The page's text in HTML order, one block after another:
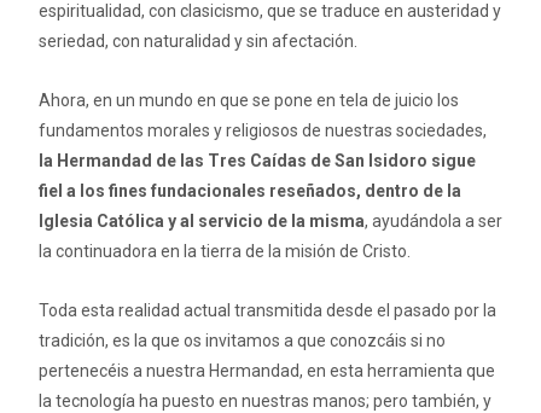
espiritualidad, con clasicismo, que se traduce en austeridad y
seriedad, con naturalidad y sin afectación.
Ahora, en un mundo en que se pone en tela de juicio los
fundamentos morales y religiosos de nuestras sociedades,
la Hermandad de las Tres Caídas de San Isidoro sigue
fiel a los fines fundacionales reseñados, dentro de la
Iglesia Católica y al servicio de la misma, ayudándola a ser
la continuadora en la tierra de la misión de Cristo.
Toda esta realidad actual transmitida desde el pasado por la
tradición, es la que os invitamos a que conozcáis si no
pertenecéis a nuestra Hermandad, en esta herramienta que
la tecnología ha puesto en nuestras manos; pero también, y